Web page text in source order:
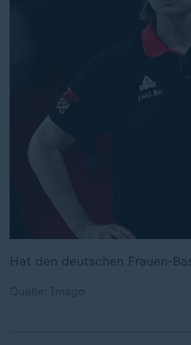
Hat den deutschen Frauen-